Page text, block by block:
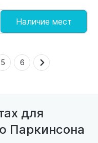
Наличие мест
5 6
для
Паркинсона